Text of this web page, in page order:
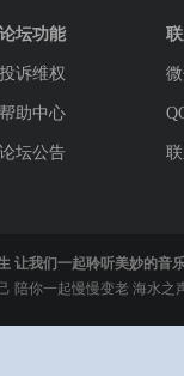
论坛功能
投诉维权
帮助中心
论坛公告
让我们一起聆听美妙的音
陪你一起慢慢变老 海水之